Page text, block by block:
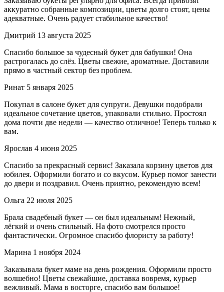
аккуратно собранные композиции, цветы долго стоят, цены
адекватные. Очень радует стабильное качество!
Дмитрий 13 августа 2025
Спасибо большое за чудесный букет для бабушки! Она
растрогалась до слёз. Цветы свежие, ароматные. Доставили
прямо в частный сектор без проблем.
Ринат 5 января 2025
Покупал в салоне букет для супруги. Девушки подобрали
идеальное сочетание цветов, упаковали стильно. Простоял
дома почти две недели — качество отличное! Теперь только к
вам.
Ярослав 4 июня 2025
Спасибо за прекрасный сервис! Заказала корзину цветов для
юбилея. Оформили богато и со вкусом. Курьер помог занести
до двери и поздравил. Очень приятно, рекомендую всем!
Ольга 22 июля 2025
Брала свадебный букет — он был идеальным! Нежный,
лёгкий и очень стильный. На фото смотрелся просто
фантастически. Огромное спасибо флористу за работу!
Марина 1 ноября 2024
Заказывала букет маме на день рождения. Оформили просто
волшебно! Цветы свежайшие, доставка вовремя, курьер
вежливый. Мама в восторге, спасибо вам большое!